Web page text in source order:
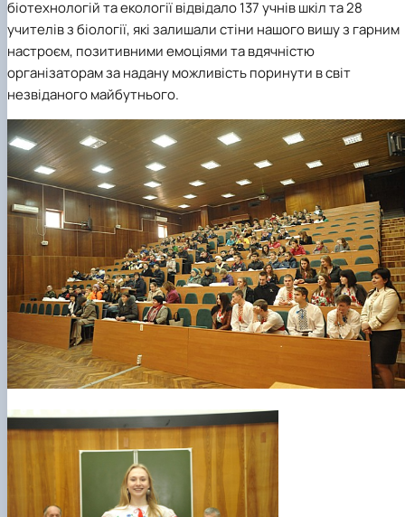
біотехнологій та екології відвідало 137 учнів шкіл та 28
учителів з біології, які залишали стіни нашого вишу з гарним
настроєм, позитивними емоціями та вдячністю
організаторам за надану можливість поринути в світ
незвіданого майбутнього.